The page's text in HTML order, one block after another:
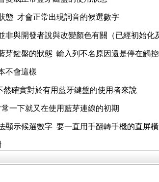
態 才會正常出現詞音的候選數字
非與開發者說與改變顏色有關（已經初始化
芽鍵盤的狀態 輸入列不名原因還是停在觸
不會這樣
確實對於有用藍牙鍵盤的使用者來說
一下就又在使用藍芽連線的初期
顯示候選數字 要一直用手翻轉手機的直屏